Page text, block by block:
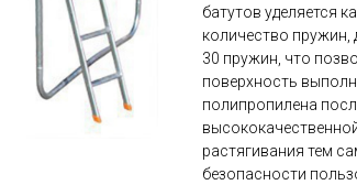
батутов уделяется
количество пружин,
30 пружин, что
поверхность
полипропилена
растягивания тем
безопасности